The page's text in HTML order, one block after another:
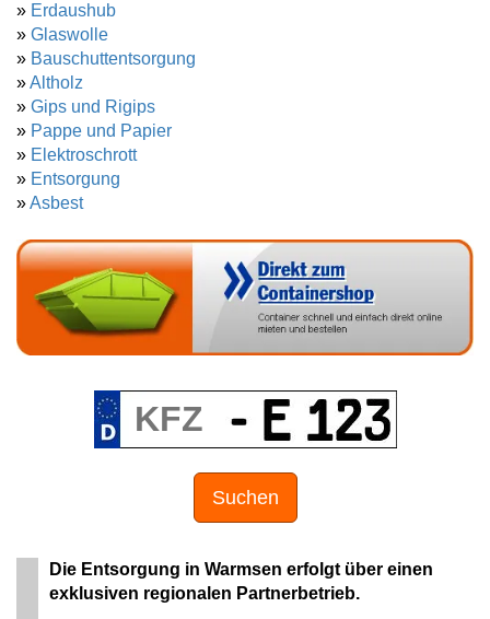
» Erdaushub
» Glaswolle
» Bauschuttentsorgung
»Altholz
» Gips und Rigips
» Pappe und Papier
» Elektroschrott
» Entsorgung
»Asbest
Suchen
Die Entsorgung in Warmsen erfolgt über einen
exklusiven regionalen Partnerbetrieb.